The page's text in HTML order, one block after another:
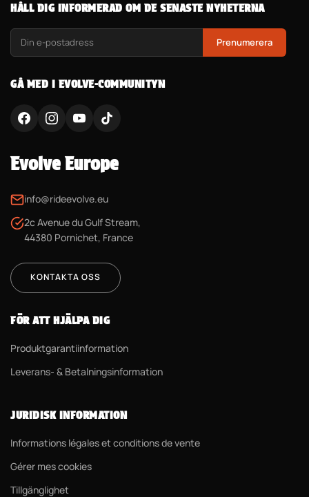
HÅLL DIG INFORMERAD OM DE SENASTE NYHETERNA
Prenumerera
GÅ MED I EVOLVE-COMMUNITYN
Evolve Europe
info@rideevolve.eu
2c Avenue du Gulf Stream,
44380 Pornichet, France
KONTAKTA OSS
FÖR ATT HJÄLPA DIG
Produktgarantiinformation
Leverans- & Betalningsinformation
JURIDISK INFORMATION
Informations légales et conditions de vente
Gérer mes cookies
Tillgänglighet